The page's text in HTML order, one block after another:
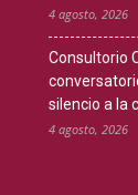
4 agosto, 2026
Consultorio
silencio a la
4 agosto, 2026